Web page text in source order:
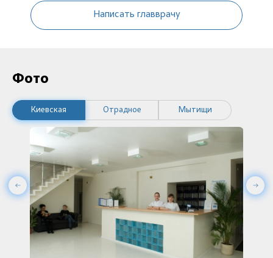
Написать главврачу
Фото
Киевская Отрадное Мытищи